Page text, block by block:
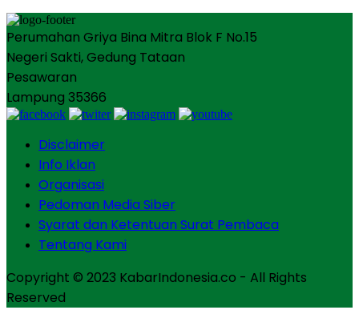
Perumahan Griya Bina Mitra Blok F No.15
Negeri Sakti, Gedung Tataan
Pesawaran
Lampung 35366
Disclaimer
Info Iklan
Organisasi
Pedoman Media Siber
Syarat dan Ketentuan Surat Pembaca
Tentang Kami
Copyright © 2023 KabarIndonesia.co - All Rights
Reserved